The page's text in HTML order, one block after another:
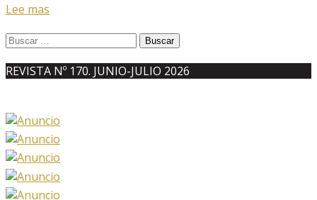
Lee mas
Buscar:
REVISTA Nº 170. JUNIO-JULIO 2026